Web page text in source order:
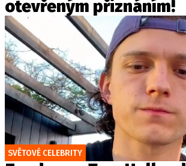
otevřeným přiznáním!
SVĚTOVÉ CELEBRITY